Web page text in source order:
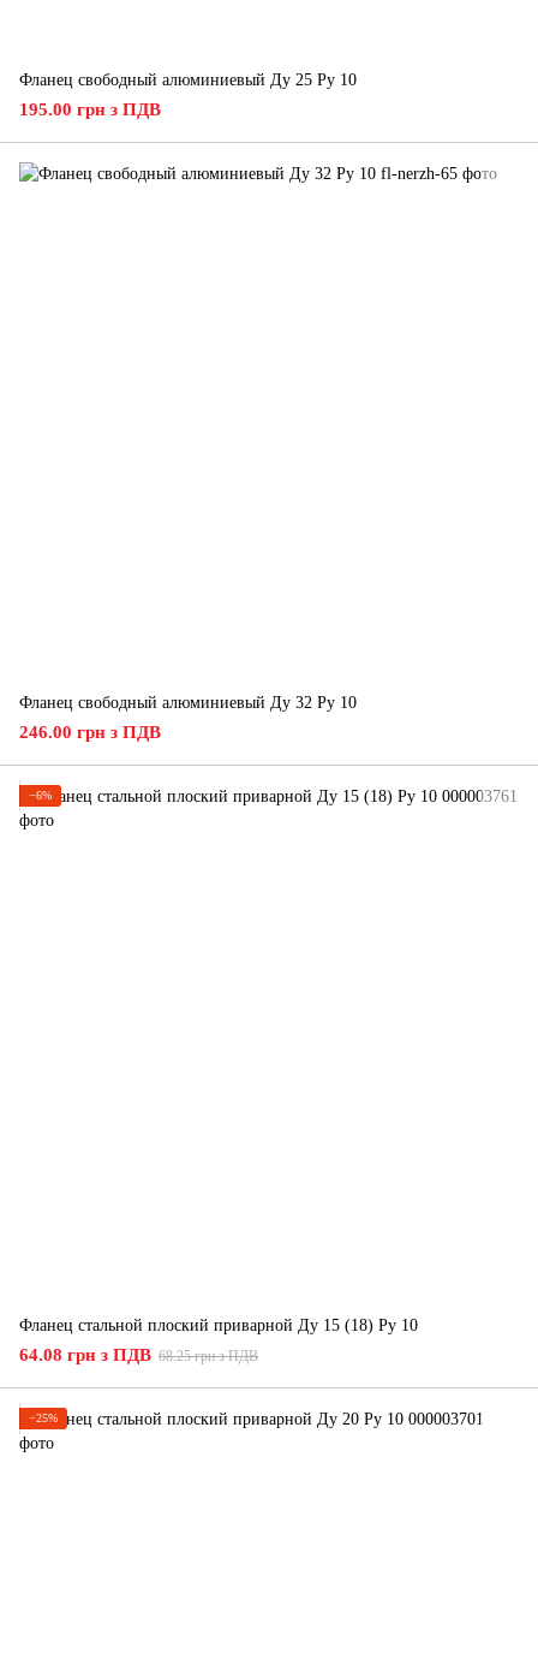
Фланец свободный алюминиевый Ду 25 Ру 10
195.00 грн з ПДВ
Фланец свободный алюминиевый Ду 32 Ру 10
246.00 грн з ПДВ
−6%
Фланец стальной плоский приварной Ду 15 (18) Ру 10
64.08 грн з ПДВ 68.25 грн з ПДВ
−25%